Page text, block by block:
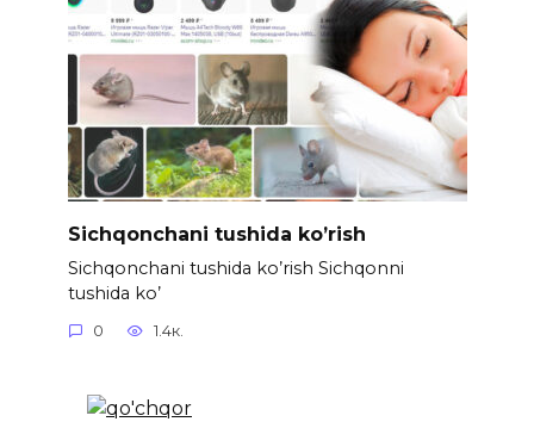
Sichqonchani tushida ko’rish
Sichqonchani tushida ko’rish Sichqonni
tushida ko’
0 1.4к.